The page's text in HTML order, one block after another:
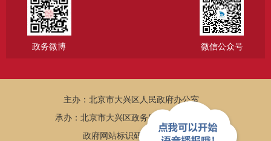
政务微博 微信公众号
主办：北京市大兴区人民政府办公室
承办：北京市大兴区政务服务和数据管理局
政府网站标识码：1101150005